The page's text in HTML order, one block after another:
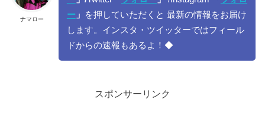
ナマロー
ー 」
を押していただくと 最新の情報をお届け
します。インスタ・ツイッターではフィール
ドからの速報もあるよ！◆
スポンサーリンク